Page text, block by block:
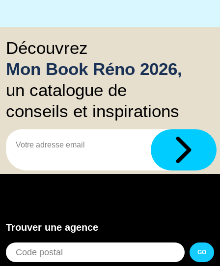
Découvrez
Mon Book Réno 2026,
un catalogue de
conseils et inspirations
Trouver une agence
GO